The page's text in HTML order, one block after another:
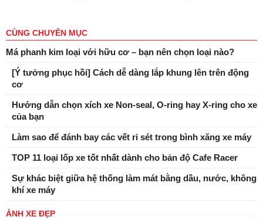
CÙNG CHUYÊN MỤC
Má phanh kim loại với hữu cơ – bạn nên chọn loại nào?
[Ý tưởng phục hồi] Cách dễ dàng lắp khung lên trên động
cơ
Hướng dẫn chọn xích xe Non-seal, O-ring hay X-ring cho xe
của bạn
Làm sao để đánh bay các vết rỉ sét trong bình xăng xe máy
TOP 11 loại lốp xe tốt nhất dành cho bản độ Cafe Racer
Sự khác biệt giữa hệ thống làm mát bằng dầu, nước, không
khí xe máy
ẢNH XE ĐẸP